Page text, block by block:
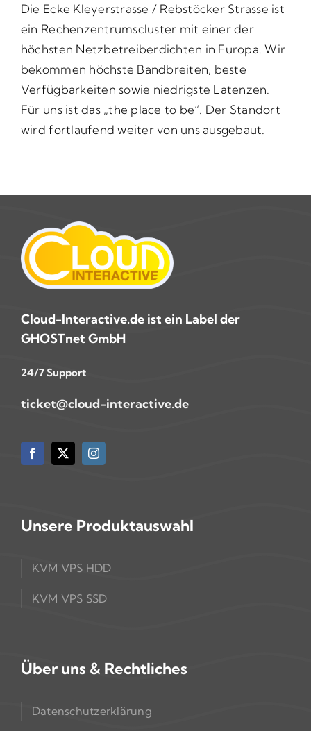
Die Ecke Kleyerstrasse / Rebstöcker Strasse ist
ein Rechenzentrumscluster mit einer der
höchsten Netzbetreiberdichten in Europa. Wir
bekommen höchste Bandbreiten, beste
Verfügbarkeiten sowie niedrigste Latenzen.
Für uns ist das „the place to be“. Der Standort
wird fortlaufend weiter von uns ausgebaut.
Cloud-Interactive.de ist ein Label der
GHOSTnet GmbH
24/7 Support
ticket@cloud-interactive.de
Unsere Produktauswahl
KVM VPS HDD
KVM VPS SSD
Über uns & Rechtliches
Datenschutzerklärung